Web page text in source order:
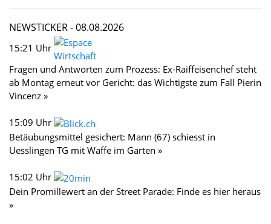
NEWSTICKER -08.08.2026
15:21 Uhr
Fragen und Antworten zum Prozess: Ex-Raiffeisenchef steht
ab Montag erneut vor Gericht: das Wichtigste zum Fall Pierin
Vincenz »
15:09 Uhr
Betäubungsmittel gesichert: Mann (67) schiesst in
Uesslingen TG mit Waffe im Garten »
15:02 Uhr
Dein Promillewert an der Street Parade: Finde es hier heraus
»